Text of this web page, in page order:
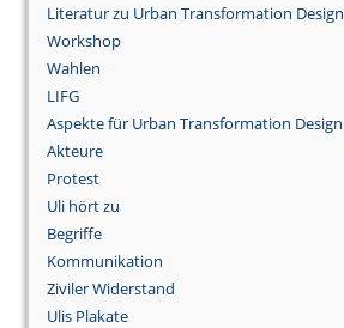
Literatur zu Urban Transformation Design
Workshop
Wahlen
LIFG
Aspekte für Urban Transformation Design
Akteure
Protest
Uli hört zu
Begriffe
Kommunikation
Ziviler Widerstand
Ulis Plakate